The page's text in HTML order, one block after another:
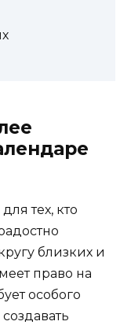
тех, кто
близких и
право на
особого